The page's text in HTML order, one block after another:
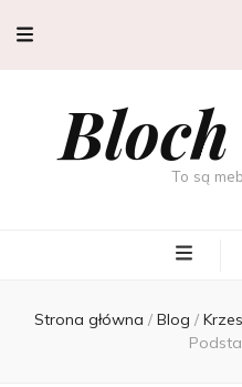
To są
Strona główna / Blog /